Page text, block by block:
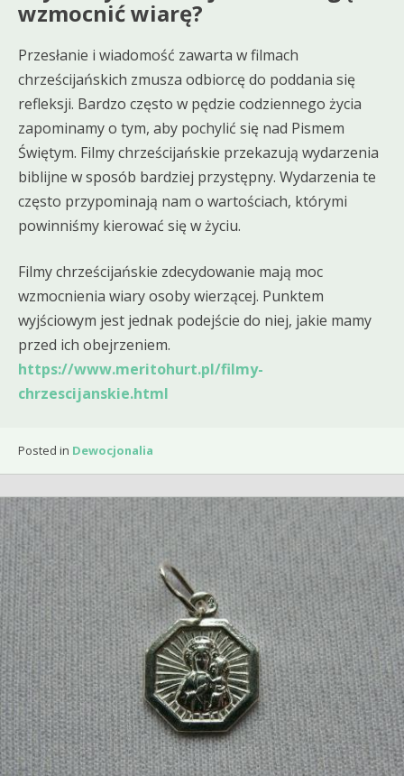
wzmocnić wiarę?
Przesłanie i wiadomość zawarta w filmach
chrześcijańskich zmusza odbiorcę do poddania się
refleksji. Bardzo często w pędzie codziennego życia
zapominamy o tym, aby pochylić się nad Pismem
Świętym. Filmy chrześcijańskie przekazują wydarzenia
biblijne w sposób bardziej przystępny. Wydarzenia te
często przypominają nam o wartościach, którymi
powinniśmy kierować się w życiu.
Filmy chrześcijańskie zdecydowanie mają moc
wzmocnienia wiary osoby wierzącej. Punktem
wyjściowym jest jednak podejście do niej, jakie mamy
przed ich obejrzeniem.
https://www.meritohurt.pl/filmy-
chrzescijanskie.html
Posted in Dewocjonalia